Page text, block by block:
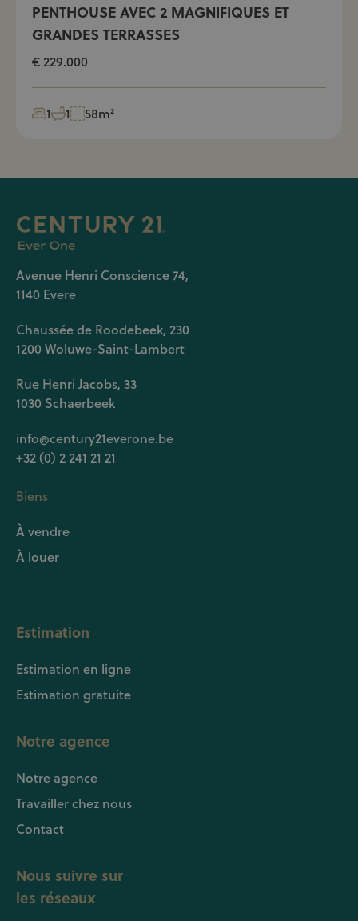
PENTHOUSE AVEC 2 MAGNIFIQUES ET
GRANDES TERRASSES
€ 229.000
1 1 58m²
Avenue Henri Conscience 74,
1140 Evere
Chaussée de Roodebeek, 230
1200 Woluwe-Saint-Lambert
Rue Henri Jacobs, 33
1030 Schaerbeek
info@century21everone.be
+32 (0) 2 241 21 21
Biens
À vendre
À louer
Estimation
Estimation en ligne
Estimation gratuite
Notre agence
Notre agence
Travailler chez nous
Contact
Nous suivre sur
les réseaux